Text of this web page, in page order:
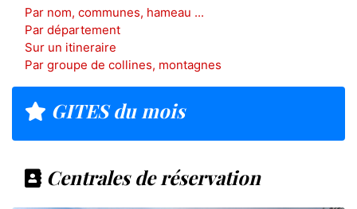
Par nom, communes, hameau ...
Par département
Sur un itineraire
Par groupe de collines, montagnes
GITES du mois
Centrales de réservation